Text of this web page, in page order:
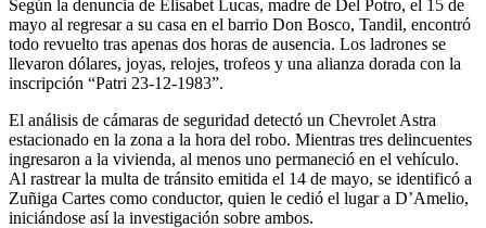
Según la denuncia de Elisabet Lucas, madre de Del Potro, el 15 de
mayo al regresar a su casa en el barrio Don Bosco, Tandil, encontró
todo revuelto tras apenas dos horas de ausencia. Los ladrones se
llevaron dólares, joyas, relojes, trofeos y una alianza dorada con la
inscripción “Patri 23-12-1983”.
El análisis de cámaras de seguridad detectó un Chevrolet Astra
estacionado en la zona a la hora del robo. Mientras tres delincuentes
ingresaron a la vivienda, al menos uno permaneció en el vehículo.
Al rastrear la multa de tránsito emitida el 14 de mayo, se identificó a
Zuñiga Cartes como conductor, quien le cedió el lugar a D’Amelio,
iniciándose así la investigación sobre ambos.